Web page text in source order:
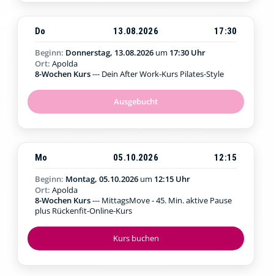
Ausgebucht
Do 13.08.2026
17:30
Beginn: Donnerstag, 13.08.2026 um 17:30 Uhr
Ort: Apolda
8-Wochen Kurs--- Dein After Work-Kurs Pilates-Style
Kurs buchen
Mo 05.10.2026
12:15
Beginn: Montag, 05.10.2026 um 12:15 Uhr
Ort: Apolda
8-Wochen Kurs--- MittagsMove - 45. Min. aktive Pause
plus Rückenfit-Online-Kurs